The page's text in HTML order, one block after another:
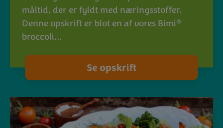
måltid, der er fyldt med næringsstoffer.
Denne opskrift er blot en af vores Bimi®
broccoli…
Se opskrift